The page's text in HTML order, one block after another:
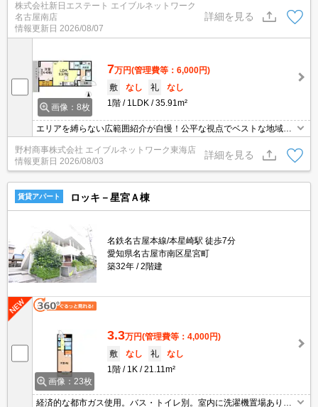
株式会社新日エステート エイブルネットワーク
名古屋南店
情報更新日 2026/08/07
詳細を見る
画像：8枚
7万円(管理費等：6,000円)
敷
なし 礼
なし
1階
1LDK 35.91m²
エリアを縛らない広範囲紹介が自慢！公平な視点でベストな地域を
ご提案します。現地集合・オンライン対応！
野村商事株式会社 エイブルネットワーク東海店
情報更新日 2026/08/03
詳細を見る
賃貸アパート ロッキ－星宮Ａ棟
名鉄名古屋本線/本星崎駅 徒歩7分
愛知県名古屋市南区星宮町
築32年
2階建
画像：23枚
3.3万円(管理費等：4,000円)
敷
なし 礼
なし
1階
1K 21.11m²
経済的な都市ガス使用。バス・トイレ別。室内に洗濯機置場あり。